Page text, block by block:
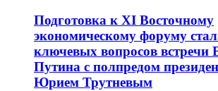
Подготовка к XI Восточному
экономическому форуму
ключевых вопросов встречи
Путина с полпредом
Юрием Трутневым